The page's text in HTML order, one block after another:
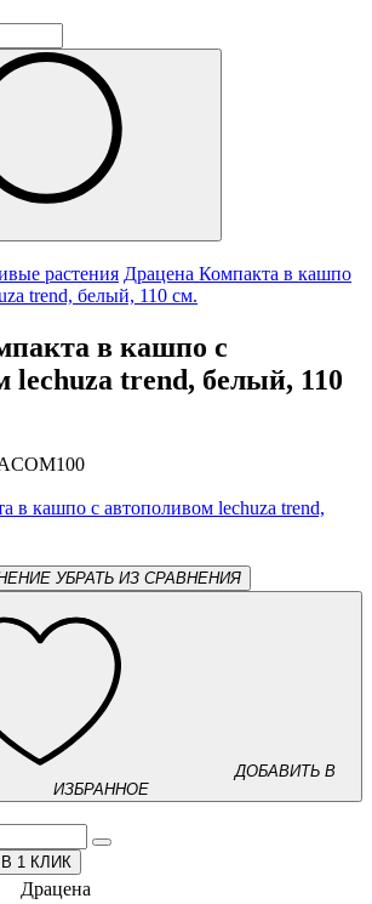
растения Драцена Компакта в кашпо
trend, белый, 110 см.
в кашпо с
lechuza trend, белый, 110
УБРАТЬ ИЗ СРАВНЕНИЯ
ДОБАВИТЬ В
ИЗБРАННОЕ
1 КЛИК
Драцена